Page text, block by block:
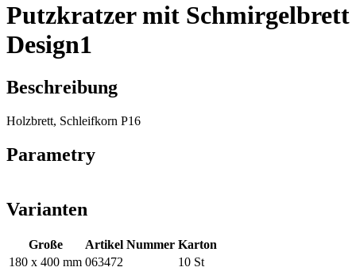
Putzkratzer mit Schmirgelbrett
Design1
Beschreibung
Holzbrett, Schleifkorn P16
Parametry
Varianten
Große Artikel Nummer Karton
180 x 400 mm 063472
10 St